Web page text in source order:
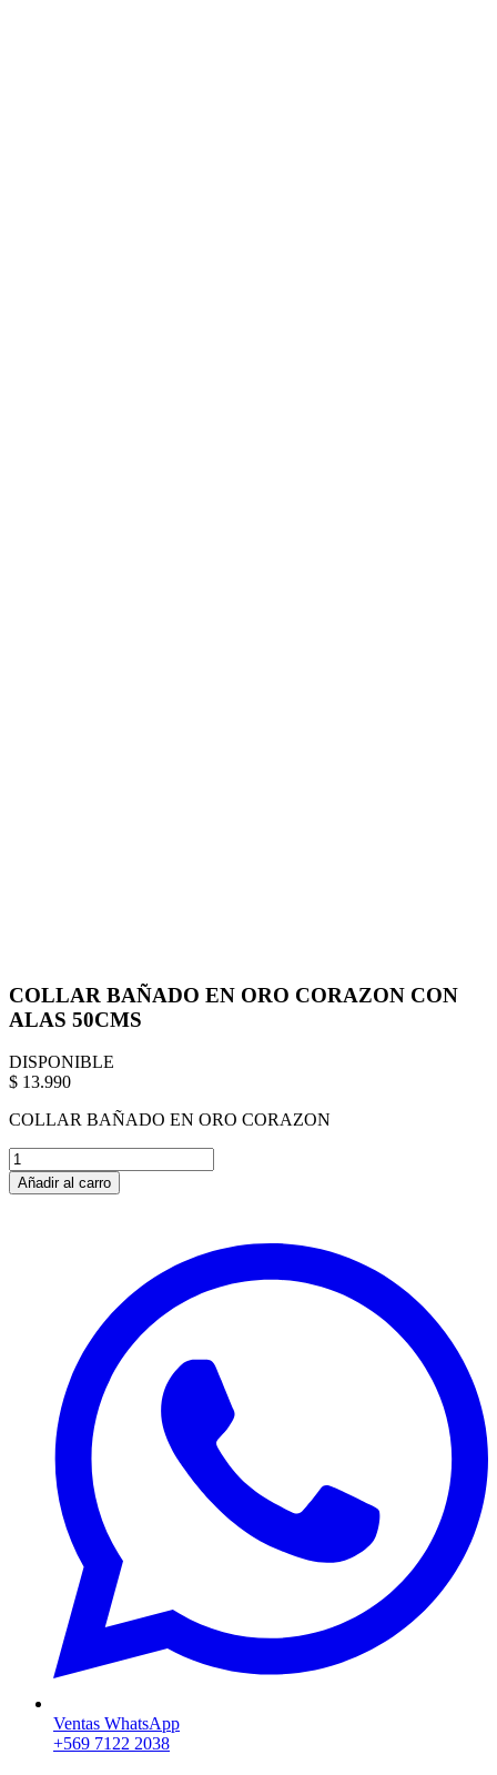
COLLAR BAÑADO EN ORO CORAZON CON
ALAS 50CMS
DISPONIBLE
$ 13.990
COLLAR BAÑADO EN ORO CORAZON
Añadir al carro
Ventas WhatsApp
+569 7122 2038